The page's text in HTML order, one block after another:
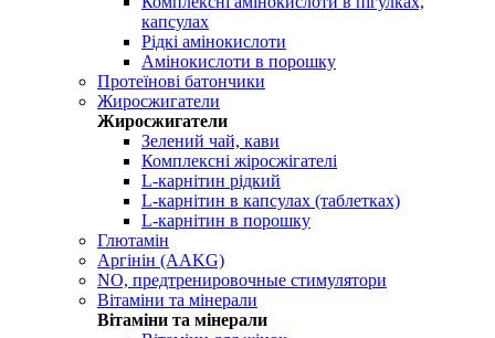
капсулах
Рідкі амінокислоти
Амінокислоти в порошку
Протеїнові батончики
Жиросжигатели
Жиросжигатели
Зелений чай, кави
Комплексні жіросжігателі
L-карнітин рідкий
L-карнітин в капсулах (таблетках)
L-карнітин в порошку
Глютамін
Аргінін (AAKG)
NO, предтренировочные стимулятори
Вітаміни та мінерали
Вітаміни та мінерали